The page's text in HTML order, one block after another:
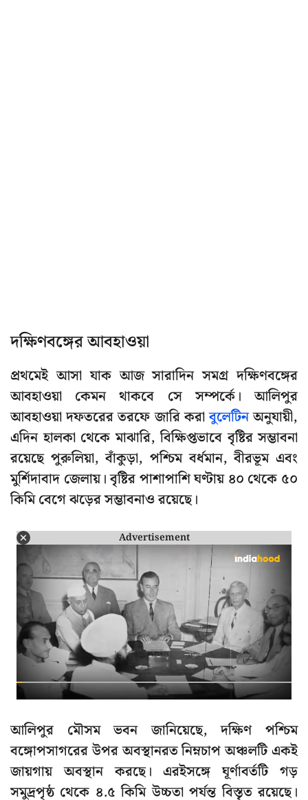
দক্ষিণবঙ্গের আবহাওয়া
প্রথমেই আসা যাক আজ সারাদিন সমগ্র দক্ষিণবঙ্গের
আবহাওয়া কেমন থাকবে সে সম্পর্কে। আলিপুর
আবহাওয়া দফতরের তরফে জারি করাবুলেটিনঅনুযায়ী,
এদিন হালকা থেকে মাঝারি, বিক্ষিপ্তভাবে বৃষ্টির সম্ভাবনা
রয়েছে পুরুলিয়া, বাঁকুড়া, পশ্চিম বর্ধমান, বীরভূম এবং
মুর্শিদাবাদ জেলায়। বৃষ্টির পাশাপাশি ঘণ্টায় ৪০ থেকে ৫০
কিমি বেগে ঝড়ের সম্ভাবনাও রয়েছে।
Advertisement
আলিপুর মৌসম ভবন জানিয়েছে, দক্ষিণ পশ্চিম
বঙ্গোপসাগরের উপর অবস্থানরত নিম্নচাপ অঞ্চলটি একই
জায়গায় অবস্থান করছে। এরইসঙ্গে ঘূর্ণাবর্তটি গড়
সমুদ্রপৃষ্ঠ থেকে ৪.৫ কিমি উচ্চতা পর্যন্ত বিস্তৃত রয়েছে।